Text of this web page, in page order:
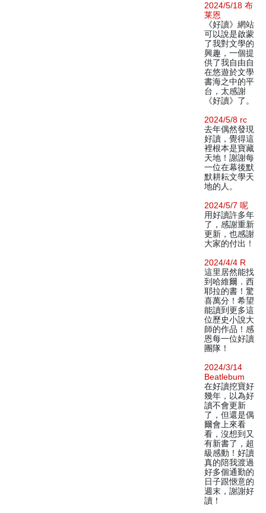
2024/5/18 布
莱恩
《好讀》網站
可以說是啟蒙
了我對文學的
興趣，一個提
供了我自由自
在悠遊於文學
書海之中的平
台，太感謝
《好讀》了。
2024/5/8 rc
去年偶然發現
好讀，覺得這
裡根本是寶藏
天地！謝謝每
一位在幕後默
默耕耘文學天
地的人。
2024/5/7 呢
用好讀許多年
了，感謝重新
更新，也感謝
大家的付出！
2024/4/4 R
這里居然能找
到哈維爾．西
耶拉的書！驚
喜萬分！希望
能讀到更多這
位歷史小說大
師的作品！感
恩每一位好讀
團隊！
2024/3/14
Beatlebum
在好讀挖寶好
幾年，以為好
讀不會更新
了，但還是偶
爾會上來看
看，沒想到又
有新書了，超
級感動！好讀
真的陪我渡過
好多個通勤的
日子跟愜意的
週末，謝謝好
讀！